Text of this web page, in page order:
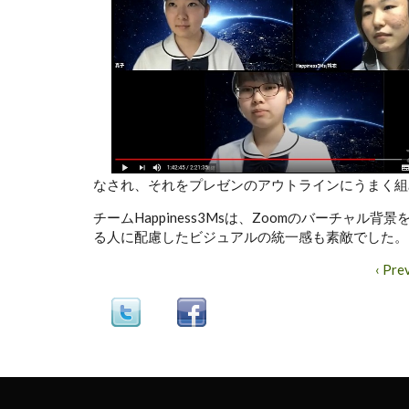
なされ、それをプレゼンのアウトラインにうまく
チームHappiness3Msは、Zoomのバーチャル背景
る人に配慮したビジュアルの統一感も素敵でした。
‹